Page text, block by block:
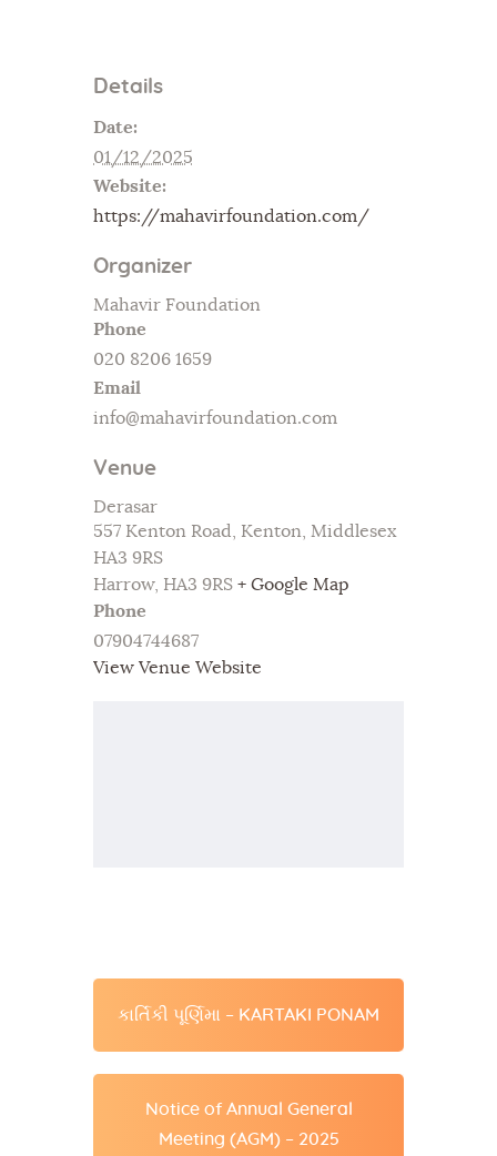
Details
Date:
01/12/2025
Website:
https://mahavirfoundation.com/
Organizer
Mahavir Foundation
Phone
020 8206 1659
Email
info@mahavirfoundation.com
Venue
Derasar
557 Kenton Road, Kenton, Middlesex
HA3 9RS
Harrow, HA3 9RS + Google Map
Phone
07904744687
View Venue Website
કાર્તિકી પૂર્ણિમા – KARTAKI PONAM
Notice of Annual General
Meeting (AGM) – 2025